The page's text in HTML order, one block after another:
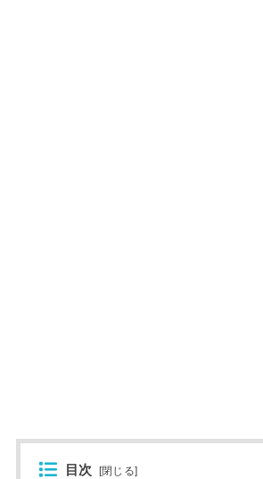
目次 [閉じる]